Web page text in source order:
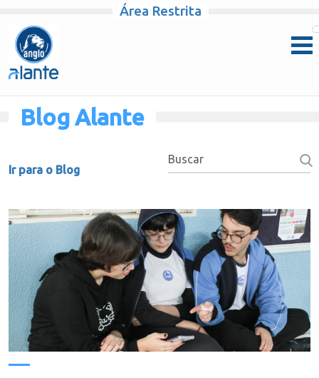
Pular para o conteúdo
Área Restrita
Blog Alante
Ir para o Blog